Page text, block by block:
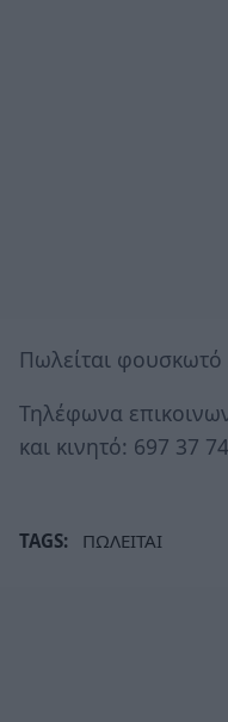
Πωλείται φουσκωτό
Τηλέφωνα
και κινητό: 697 37
TAGS: ΠΩΛΕΙΤΑΙ